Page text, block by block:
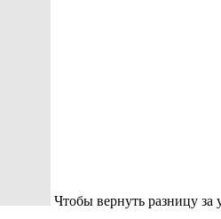
Чтобы вернуть разницу за